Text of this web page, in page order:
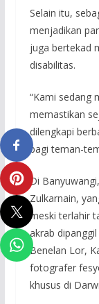
Selain itu,
menjadikan
juga bertekad
disabilitas.
“Kami sedang
memastikan
dilengkapi
bagi teman-
Di
Zulkarnain,
meski terlahir
akrab
Benelan Lor,
fotografer
khusus di